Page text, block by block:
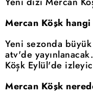
Mercan Köşk hangi
Yeni sezonda
atv'de
Köşk Eylül'de
Mercan Köşk